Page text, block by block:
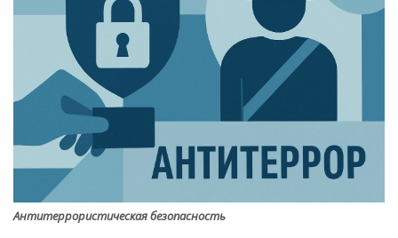
Антитеррористическая безопасность